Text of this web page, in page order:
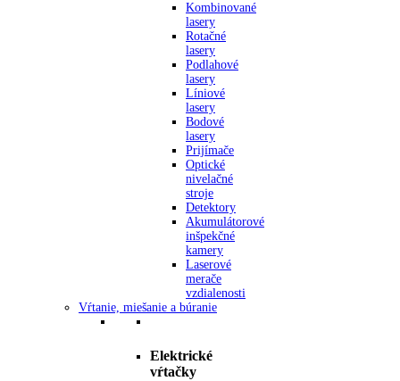
Kombinované
lasery
Rotačné
lasery
Podlahové
lasery
Líniové
lasery
Bodové
lasery
Prijímače
Optické
nivelačné
stroje
Detektory
Akumulátorové
inšpekčné
kamery
Laserové
merače
vzdialenosti
Vŕtanie, miešanie a búranie
Elektrické
vŕtačky